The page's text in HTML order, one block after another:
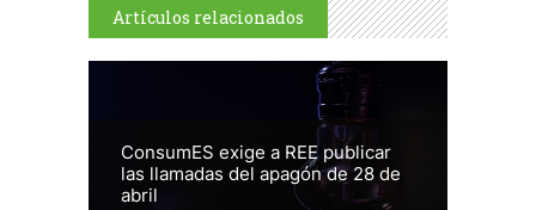
Artículos relacionados
ConsumES exige a REE publicar
las llamadas del apagón de 28 de
abril